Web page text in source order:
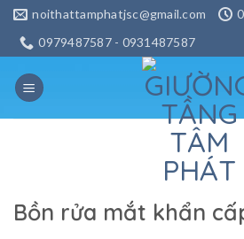
Skip
content
noithattamphatjsc@gmail.com
0979487587 - 0931487587
Bồn rửa mắt khẩn